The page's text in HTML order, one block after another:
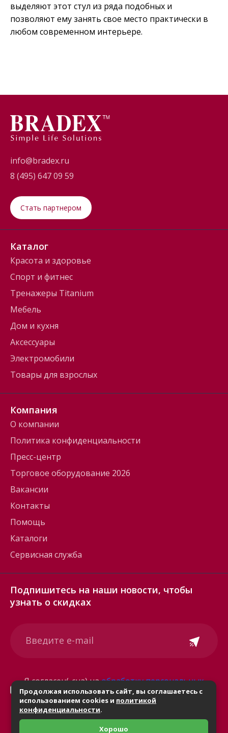
Продолжая использовать сайт, вы соглашаетесь с
использованием cookies и политикой
конфиденциальности.
Хорошо
выделяют этот стул из ряда подобных и
позволяют ему занять свое место практически в
любом современном интерьере.
info@bradex.ru
8 (495) 647 09 59
Стать партнером
Каталог
Красота и здоровье
Спорт и фитнес
Тренажеры Titanium
Мебель
Дом и кухня
Аксессуары
Электромобили
Товары для взрослых
Компания
О компании
Политика конфиденциальности
Пресс-центр
Торговое оборудование 2026
Вакансии
Контакты
Помощь
Каталоги
Сервисная служба
Подпишитесь на наши новости, чтобы
узнать о скидках
Я согласен(-сна) наобработку персональных
данных